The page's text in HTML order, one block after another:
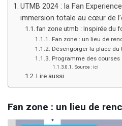
UTMB 2024 : la Fan
immersion totale au cœur de
fan zone utmb : Inspirée du
Fan zone : un lieu de
Désengorger la place
Programme des courses
Source : ici
Lire aussi
Fan zone : un lieu de